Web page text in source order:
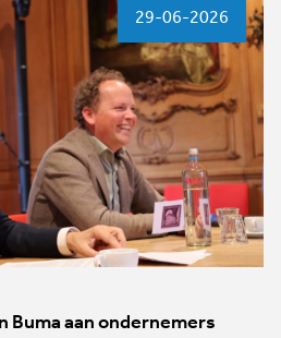
29-06-2026
Buma aan ondernemers